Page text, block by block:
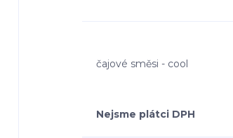
čajové směsi - cool
Nejsme plátci DPH